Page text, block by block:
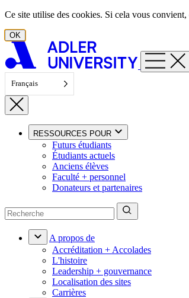
Aller au contenu
Ce site utilise des cookies. Si cela vous
OK
Français
RESSOURCES POUR
Futurs étudiants
Étudiants actuels
Anciens élèves
Faculté + personnel
Donateurs et partenaires
A propos de
Accréditation + Accolades
L'histoire
Leadership + gouvernance
Localisation des sites
Carrières